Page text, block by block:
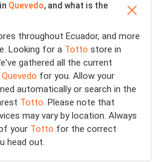
Quevedo, and what is the
throughout Ecuador, and more
Looking for a Totto store in
gathered all the current
Quevedo for you. Allow your
automatically or search in the
Totto. Please note that
may vary by location. Always
your Totto for the correct
head out.